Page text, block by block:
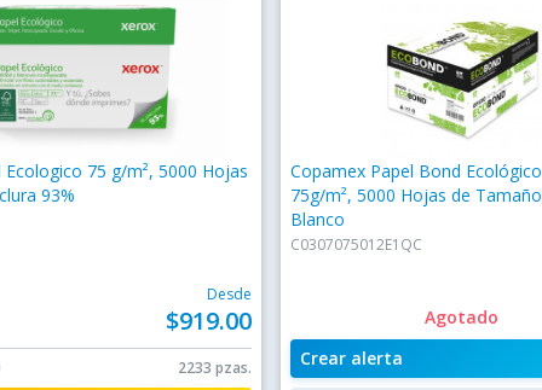
Ecologico 75 g/m², 5000 Hojas
93%
Desde
$919.00
2233 pzas.
Copamex Papel Bond
75g/m², 5000 Hojas de
Blanco
C0307075012E1QC
Agotado
Crear alerta